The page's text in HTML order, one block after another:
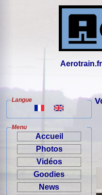
Langue
Menu
Accueil
Photos
Vidéos
Goodies
News